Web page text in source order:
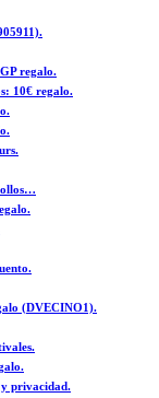
regalo.
10€ regalo.
(DVECINO1).
privacidad.